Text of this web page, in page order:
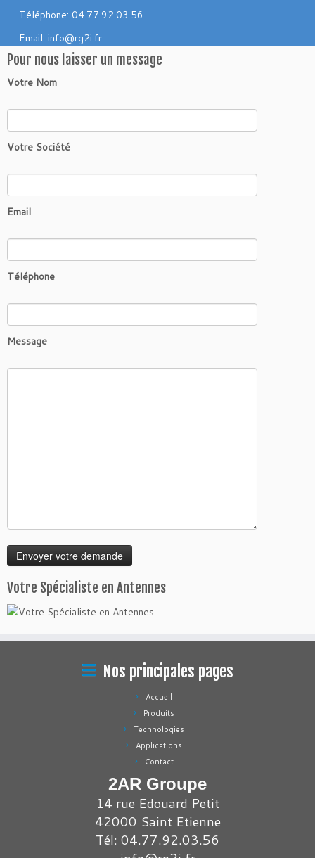
Téléphone: 04.77.92.03.56
Email: info@rg2i.fr
Pour nous laisser un message
Votre Nom
Votre Société
Email
Téléphone
Message
Votre Spécialiste en Antennes
Nos principales pages
Accueil
Produits
Technologies
Applications
Contact
2AR Groupe
14 rue Edouard Petit
42000 Saint Etienne
Tél: 04.77.92.03.56